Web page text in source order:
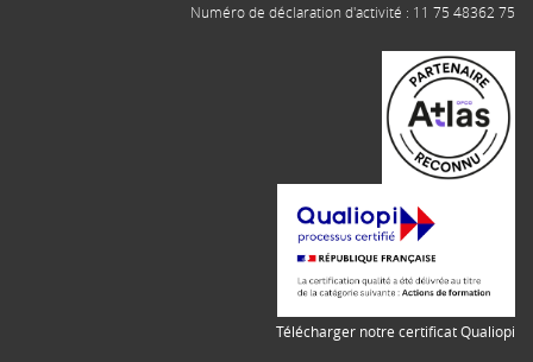
Numéro de déclaration d'activité : 11 75 48362 75
Télécharger notre certificat Qualiopi